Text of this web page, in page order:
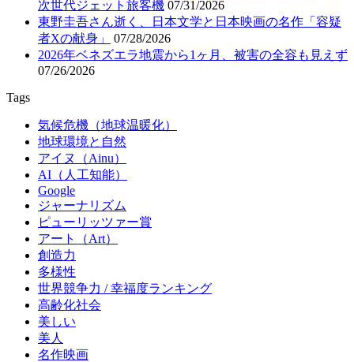
次世代ジェット旅客機 07/31/2026
東野圭吾さん逝く、日本文学と日本映画の名作「容疑
者Xの献身」
07/28/2026
2026年ベネズエラ地震から1ヶ月、被害の全容も見えず
07/26/2026
Tags
気候危機（地球温暖化）
地球環境と自然
アイヌ（Ainu）
AI（人工知能）
Google
ジャーナリズム
ピューリッツァー賞
アート（Art）
創造力
多様性
世界競争力 / 幸福度ランキング
高齢化社会
美しい
美人
名作映画